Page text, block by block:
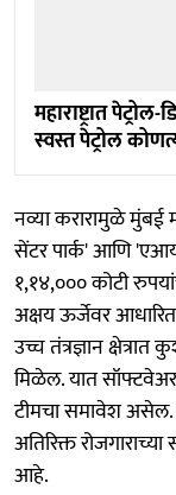
महाराष्ट्रात
स्वस्त पेट्रोल
नव्या करारामुळे मुंबई
सेंटर पार्क' आणि
१,१४,००० कोटी
अक्षय ऊर्जेवर
उच्च तंत्रज्ञान
मिळेल. यात
टीमचा समावेश असेल.
अतिरिक्त
आहे.